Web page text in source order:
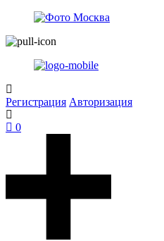
Регистрация Авторизация
0